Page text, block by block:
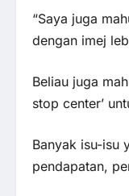
“Saya juga
dengan imej
Beliau juga
stop center’
Banyak isu-isu
pendapatan,